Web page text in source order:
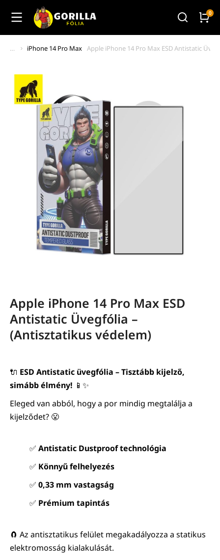
You are here:
iPhone 14 Pro Max Apple iPhone 14 Pro Max ESD Antistatic
Apple iPhone 14 Pro Max ESD
Antistatic Üvegfólia –
(Antisztatikus védelem)
🔌 ESD Antistatic üvegfólia – Tisztább kijelző,
simább élmény! 📱✨
Eleged van abból, hogy a por mindig megtalálja a
kijelződet? 😤
✅ Antistatic Dustproof technológia
✅ Könnyű felhelyezés
✅ 0,33 mm vastagság
✅ Prémium tapintás
🧲 Az antisztatikus felület megakadályozza a statikus
elektromosság kialakulását.